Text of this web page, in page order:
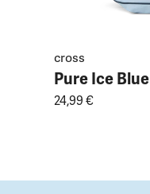
cross
Pure Ice Blue
24,99 €